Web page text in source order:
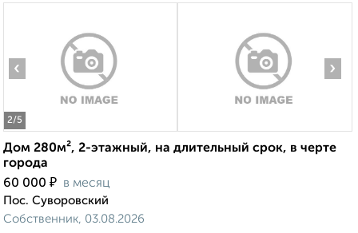
2/5
‹ ›
Дом 280м², 2-этажный, на длительный срок, в черте
города
60 000 ₽ в месяц
Пос. Суворовский
Собственник, 03.08.2026